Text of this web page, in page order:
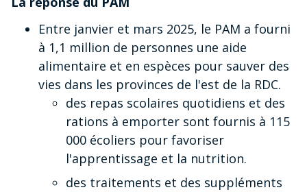
Entre janvier et mars 2025, le PAM a fourni
à 1,1 million de personnes une aide
alimentaire et en espèces pour sauver des
vies dans les provinces de l'est de la RDC.
des repas scolaires quotidiens et des
rations à emporter sont fournis à 115
000 écoliers pour favoriser
l'apprentissage et la nutrition.
des traitements et des suppléments